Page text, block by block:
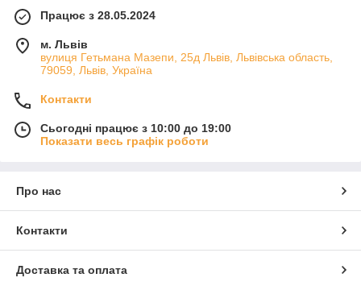
Працює з 28.05.2024
м. Львів
вулиця Гетьмана Мазепи, 25д Львів, Львівська область,
79059, Львів, Україна
Контакти
Сьогодні працює з 10:00 до 19:00
Показати весь графік роботи
Про нас
Контакти
Доставка та оплата